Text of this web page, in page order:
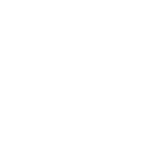
geniet nu gewoon van!